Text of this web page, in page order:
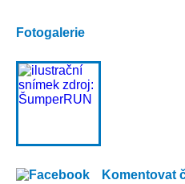
Fotogalerie
Komentovat